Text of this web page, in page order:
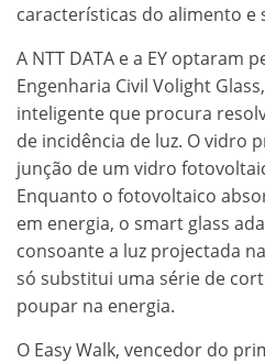
características do alimento e
A NTT DATA e a EY optaram
Engenharia Civil Volight
inteligente que procura
de incidência de luz. O vidro
junção de um vidro
Enquanto o fotovoltaico
em energia, o smart glass
consoante a luz projectada
só substitui uma série de
poupar na energia.
O Easy Walk, vencedor do